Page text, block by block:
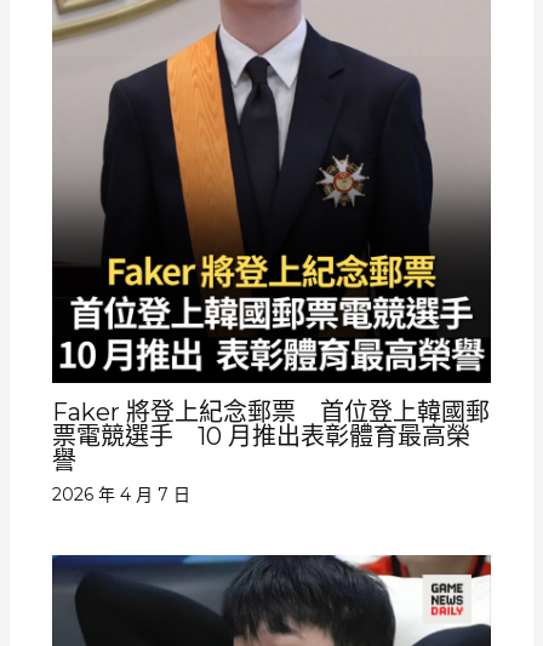
Faker 將登上紀念郵票 首位登上韓國郵
票電競選手 10 月推出表彰體育最高榮
譽
2026 年 4 月 7 日